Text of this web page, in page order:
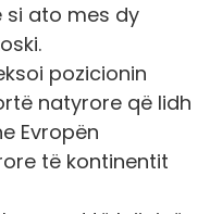
si ato mes dy
pozicionin
natyrore që lidh
Evropën
të kontinentit